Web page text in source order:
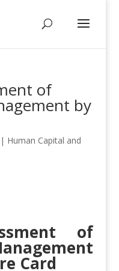
of
by
| Human Capital and
of
Card